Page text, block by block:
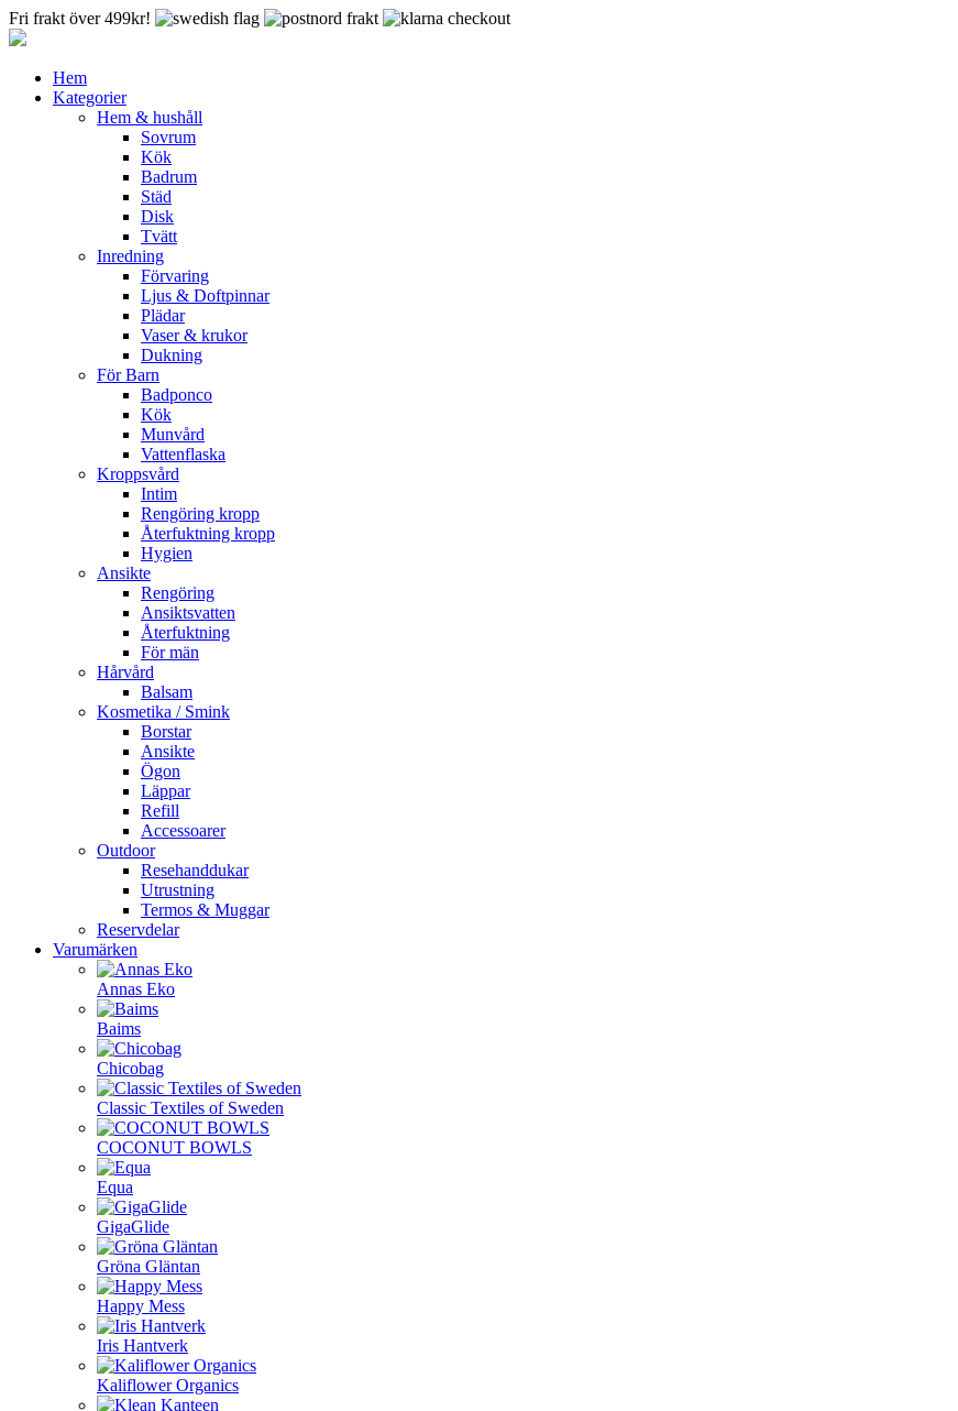
Fri frakt över 499kr!
Hem
Kategorier
Hem & hushåll
Sovrum
Kök
Badrum
Städ
Disk
Tvätt
Inredning
Förvaring
Ljus & Doftpinnar
Plädar
Vaser & krukor
Dukning
För Barn
Badponco
Kök
Munvård
Vattenflaska
Kroppsvård
Intim
Rengöring kropp
Återfuktning kropp
Hygien
Ansikte
Rengöring
Ansiktsvatten
Återfuktning
För män
Hårvård
Balsam
Kosmetika / Smink
Borstar
Ansikte
Ögon
Läppar
Refill
Accessoarer
Outdoor
Resehanddukar
Utrustning
Termos & Muggar
Reservdelar
Varumärken
Annas Eko
Baims
Chicobag
Classic Textiles of Sweden
COCONUT BOWLS
Equa
GigaGlide
Gröna Gläntan
Happy Mess
Iris Hantverk
Kaliflower Organics